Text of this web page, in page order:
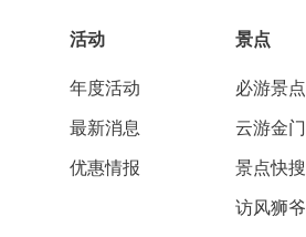
活动
年度活动
最新消息
优惠情报
景点
必游景点
云游金门
景点快搜
访风狮爷